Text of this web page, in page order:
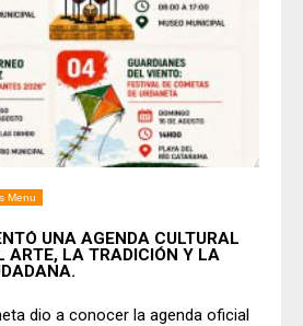
Menu
UNA AGENDA CULTURAL
ARTE, LA TRADICIÓN Y LA
dio a conocer la agenda oficial